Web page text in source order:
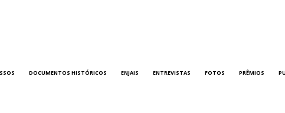
DOCUMENTOS HISTÓRICOS ENJAIS ENTREVISTAS FOTOS PRÊMIOS